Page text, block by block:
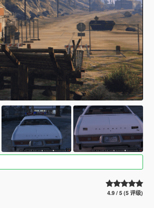
4.9 / 5 (5 评级)